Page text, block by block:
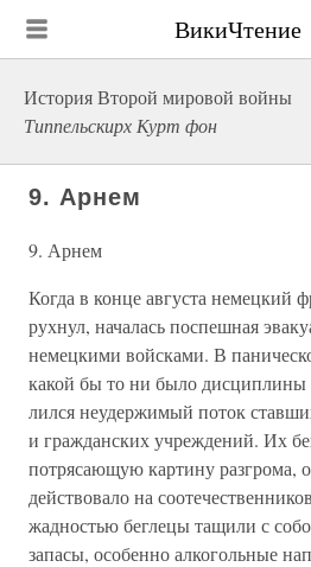
ВикиЧтение
История Второй мировой войны
Типпельскирх Курт фон
9. Арнем
9. Арнем
Когда в конце августа немецкий
рухнул, началась поспешная
немецкими войсками. В
какой бы то ни было дисциплины
лился неудержимый поток
и гражданских учреждений. Их
потрясающую картину разгрома,
действовало на
жадностью беглецы тащили с
запасы, особенно алкогольные